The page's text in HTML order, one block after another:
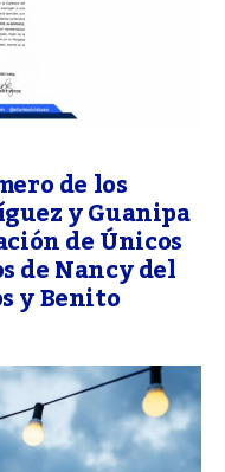
de los
y Guanipa
de Únicos
de Nancy del
y Benito